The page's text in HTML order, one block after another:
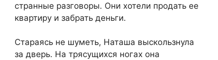
странные разговоры. Они хотели продать ее
квартиру и забрать деньги.
Стараясь не шуметь, Наташа выскользнула
за дверь. На трясущихся ногах она